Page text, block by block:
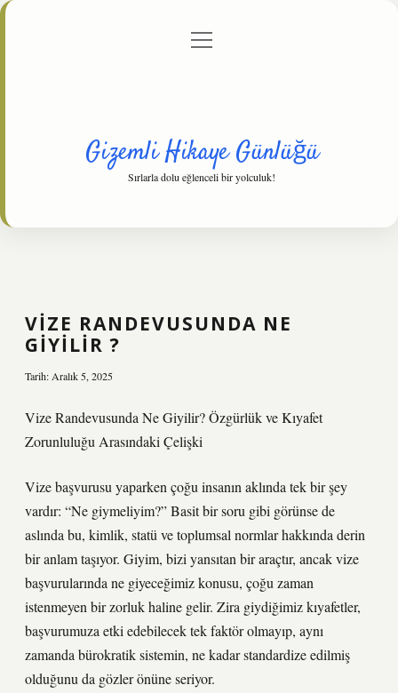
Gizlilik Politikası
menüyü
Gizemli Hikaye Günlüğü
Sırlarla dolu eğlenceli bir yolculuk!
VIZE RANDEVUSUNDA NE
GIYILIR ?
Tarih: Aralık 5, 2025
Vize Randevusunda Ne Giyilir? Özgürlük ve Kıyafet
Zorunluluğu Arasındaki Çelişki
Vize başvurusu yaparken çoğu insanın aklında tek bir şey
vardır: “Ne giymeliyim?” Basit bir soru gibi görünse de
aslında bu, kimlik, statü ve toplumsal normlar hakkında derin
bir anlam taşıyor. Giyim, bizi yansıtan bir araçtır, ancak vize
başvurularında ne giyeceğimiz konusu, çoğu zaman
istenmeyen bir zorluk haline gelir. Zira giydiğimiz kıyafetler,
başvurumuza etki edebilecek tek faktör olmayıp, aynı
zamanda bürokratik sistemin, ne kadar standardize edilmiş
olduğunu da gözler önüne seriyor.